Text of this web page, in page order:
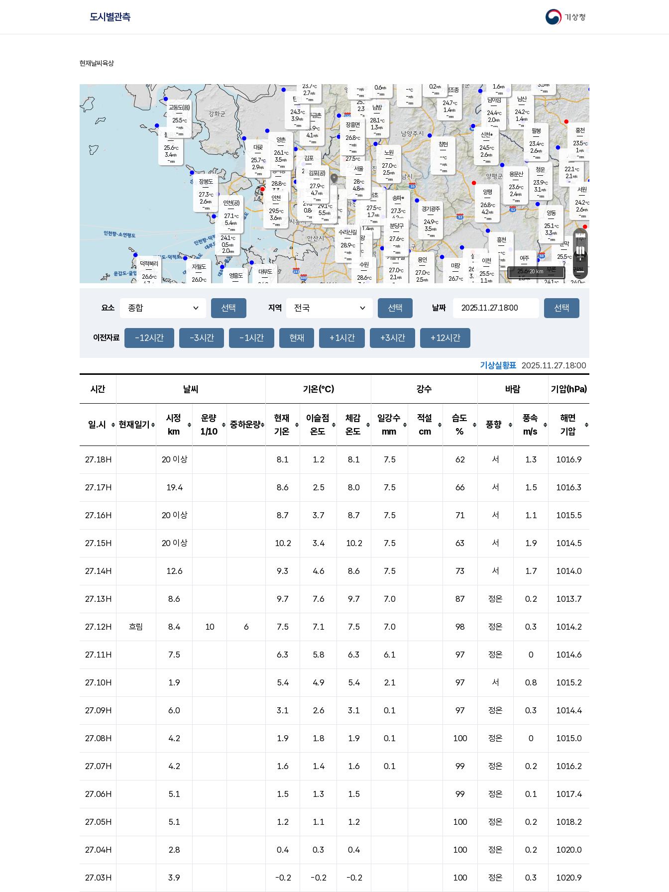
기상청
도시별관측
홈
현재날씨 육상
풍도
2.7m/s
0.5
문막
25.5℃
3.9m/s
mm
남이섬
24.4℃
2.0m/s
-mm
무의도
24.1℃
0.5m/s
2.0mm
영흥도
볼음도
25.6℃
3.4m/s
-mm
자월도
26.0℃
양주
25.1℃
2.3
-mm
부론
24.1 ℃
과천
27.0℃
1.4m/s
- mm
남산
24.2℃
1.4m/s
-mm
장봉도
27.3℃
2.6m/s
-mm
9.0mm
청운
23.9℃
3.1 m/s
-mm
팔봉
23.4℃
2.6m/s
-mm
-mm
용인
27.0℃
2.5m/s
여주
25.6℃
1.5m/s
양동
25.1℃
3.3m/s
-mm
경기광주
24.9℃
3.5m/s
-mm
장호원
1.6m/s
-mm
25.6
℃
대부도
24.0
-
경서동
28.8℃
3.3 m/s
-mm
파주금촌
25.9℃
4.1 m/s
-mm
가평조종
24.7℃
1.4m/s
-mm
-℃
-m/s
-mm
대곶
25.7℃
2.9m/s
-mm
신천*
24.5℃
2.6m/s
-mm
창현
-℃
-m/s
-mm
탄현
24.3℃
3.9m/s
-mm
0.2m/s
-mm
26.7℃
0.8m/s
-mm
흥천
-℃
-m/s
-mm
마장
26.7℃
의왕
- ℃
m/s
mm
김포
28.4℃
-m/s
mm
설봉
26.4℃
3.0 m/s
- mm
광명
28.9 ℃
2.4 m/s
-mm
부천
29.1℃
0.8m/s
-mm
-mm
양촌
26.1℃
3.5m/s
-mm
구로
29.1℃
5.5m/s
-mm
은평
27.5℃
2.6 m/s
- mm
노원
27.0℃
2.5m/s
-mm
송파*
27.3℃
4.2m/s
-mm
서초
27.5℃
1.7m/s
-mm
남방
28.1℃
1.3m/s
-mm
기흥구갈
27.0℃
2.1 m/s
-
수리산길
28.9℃
-m/s
-mm
분당구
27.6℃
-m/s
-mm
장흥면
26.8℃
-m/s
-mm
-m/s
-mm
시동
22.1℃
2.1 m/s
- mm
귀래
24.0℃
서원
24.2℃
2.6m/s
-mm
용문산
23.6℃
2.4m/s
-mm
덕적북리
26.6℃
4.7 m/s
인천(공)
27.1℃
5.4m/s
-mm
김포(공)
27.9℃
4.7m/s
-mm
교동도(음)
25.5℃
-m/s
-mm
홍천
23.5℃
1 m/s
-mm
이천
25.5℃
1.1 m/s
양평
26.8℃
4.2m/s
-mm
수원
28.6℃
3.6 m/s
인천
29.5℃
3.6m/s
-mm
서울
28℃
4.8m/s
-mm
3.5m/s
-mm
23.7℃
2.7m/s
-mm
0.6m/s
-mm
+
−
20 km
요소 지역 날짜
이전자료 -12시간 -3시간 -1시간 현재 +1시간 +3시간 +12시간
기상실황표 2025.11.27.18:00
시간 날씨 기온(℃) 강수 바람 기압(hPa)
일.시 현재일기
시정
km
운량
1/10
중하운량
현재
기온
이슬점
온도
체감
온도
일강수
mm
적설
cm
습도
%
풍향
풍속
m/s
해면
기압
27.18H 20 이상 8.1 1.2 8.1 7.5 62 서 1.3 1016.9
27.17H 19.4 8.6 2.5 8.0 7.5 66 서 1.5 1016.3
27.16H 20 이상 8.7 3.7 8.7 7.5 71 서 1.1 1015.5
27.15H 20 이상 10.2 3.4 10.2 7.5 63 서 1.9 1014.5
27.14H 12.6 9.3 4.6 8.6 7.5 73 서 1.7 1014.0
27.13H 8.6 9.7 7.6 9.7 7.0 87 정온 0.2 1013.7
27.12H 흐림 8.4 10 6 7.5 7.1 7.5 7.0 98 정온 0.3 1014.2
27.11H 7.5 6.3 5.8 6.3 6.1 97 정온 0 1014.6
27.10H 1.9 5.4 4.9 5.4 2.1 97 서 0.8 1015.2
27.09H 6.0 3.1 2.6 3.1 0.1 97 정온 0.3 1014.4
27.08H 4.2 1.9 1.8 1.9 0.1 100 정온 0 1015.0
27.07H 4.2 1.6 1.4 1.6 0.1 99 정온 0.2 1016.2
27.06H 5.1 1.5 1.3 1.5 99 정온 0.1 1017.4
27.05H 5.1 1.2 1.1 1.2 100 정온 0.2 1018.2
27.04H 2.8 0.4 0.3 0.4 100 정온 0.2 1020.0
27.03H 3.9 -0.2 -0.2 -0.2 100 정온 0.3 1020.9